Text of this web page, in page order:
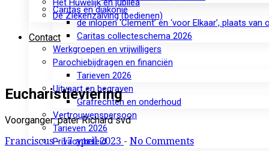
Caritas en diakonie
de inlopen ‘Clement’ en ‘voor Elkaar’, plaats
Caritas collecteschema 2026
Werkgroepen en vrijwilligers
Parochiebijdragen en financiën
Tarieven 2026
Uitvaart en begraven
Grafrechten en onderhoud
Vertrouwenspersoon
Tarieven 2026
Privacy beleid
Het Huwelijk en jubilea
De Ziekenzalving (bedienen)
Contact
Eucharistieviering
Voorganger: pater Richard svd
Franciscus-17 april 2023 - No Comments